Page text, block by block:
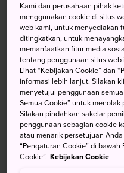
Jangan
Salah satu dari
Pantulan indah
parit air pada malam
Menyaksikan ikan
parit istana
Kami dan perusahaan pihak
menggunakan cookie di situs
web kami, untuk menyediakan
ditingkatkan, untuk
memanfaatkan fitur media
tentang penggunaan situs
Lihat “Kebijakan Cookie” dan
informasi lebih lanjut. Silakan
menyetujui penggunaan
Semua Cookie” untuk
Silakan pindahkan sakelar
penggunaan sebagian cookie
atau menarik persetujuan
“Pengaturan Cookie” di bawah
Cookie”. Kebijakan Cookie